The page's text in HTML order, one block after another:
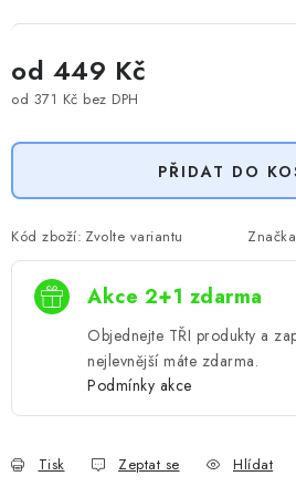
od 449 Kč
od 371 Kč bez DPH
PŘIDAT DO
Kód zboží: Zvolte variantu
Akce 2+1 zdarma
Objednejte TŘI produkty a
nejlevnější máte zdarma.
Podmínky akce
Tisk Zeptat se Hlídat